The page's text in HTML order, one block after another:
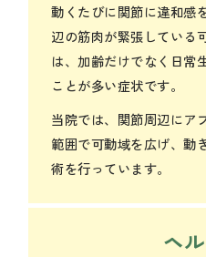
動くたびに関節に違和感
辺の筋肉が緊張している
は、加齢だけでなく日常
ことが多い症状です。
当院では、関節周辺にア
範囲で可動域を広げ、動
術を行っています。
ヘ